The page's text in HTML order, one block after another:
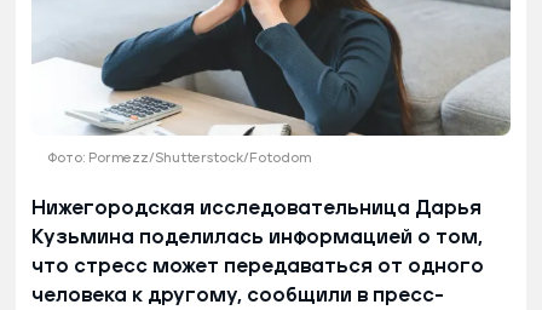
Фото: Pormezz/Shutterstock/Fotodom
Нижегородская исследовательница Дарья
Кузьмина поделилась информацией о том,
что стресс может передаваться от одного
человека к другому, сообщили в пресс-